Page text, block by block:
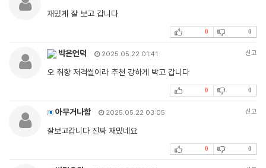
재밌게 잘 보고 갑니다
0 0
박은언덕 2025.05.22 01:41 신고
오 취향 저격썰이라 추천 강하게 박고 갑니다
0 0
아무거나함 2025.05.22 03:05 신고
잘보고갑니다 진짜 재밌네요
0 0